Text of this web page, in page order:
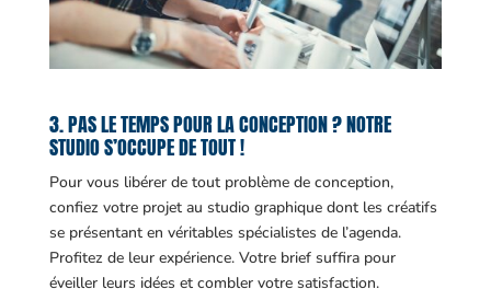
3. PAS LE TEMPS POUR LA CONCEPTION ? NOTRE
STUDIO S’OCCUPE DE TOUT !
Pour vous libérer de tout problème de conception,
confiez votre projet au studio graphique dont les créatifs
se présentant en véritables spécialistes de l’agenda.
Profitez de leur expérience. Votre brief suffira pour
éveiller leurs idées et combler votre satisfaction.